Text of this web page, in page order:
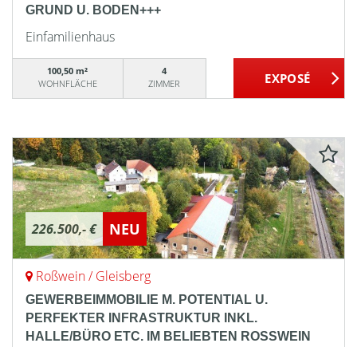
GRUND U. BODEN+++
Einfamilienhaus
100,50 m²
WOHNFLÄCHE
4
ZIMMER
226.500,- € NEU
Roßwein / Gleisberg
GEWERBEIMMOBILIE M. POTENTIAL U.
PERFEKTER INFRASTRUKTUR INKL.
HALLE/BÜRO ETC. IM BELIEBTEN ROSSWEIN